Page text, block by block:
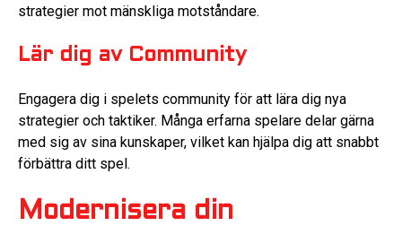
strategier mot mänskliga motståndare.
Lär dig av Community
Engagera dig i spelets community för att lära dig nya
strategier och taktiker. Många erfarna spelare delar gärna
med sig av sina kunskaper, vilket kan hjälpa dig att snabbt
förbättra ditt spel.
Modernisera din